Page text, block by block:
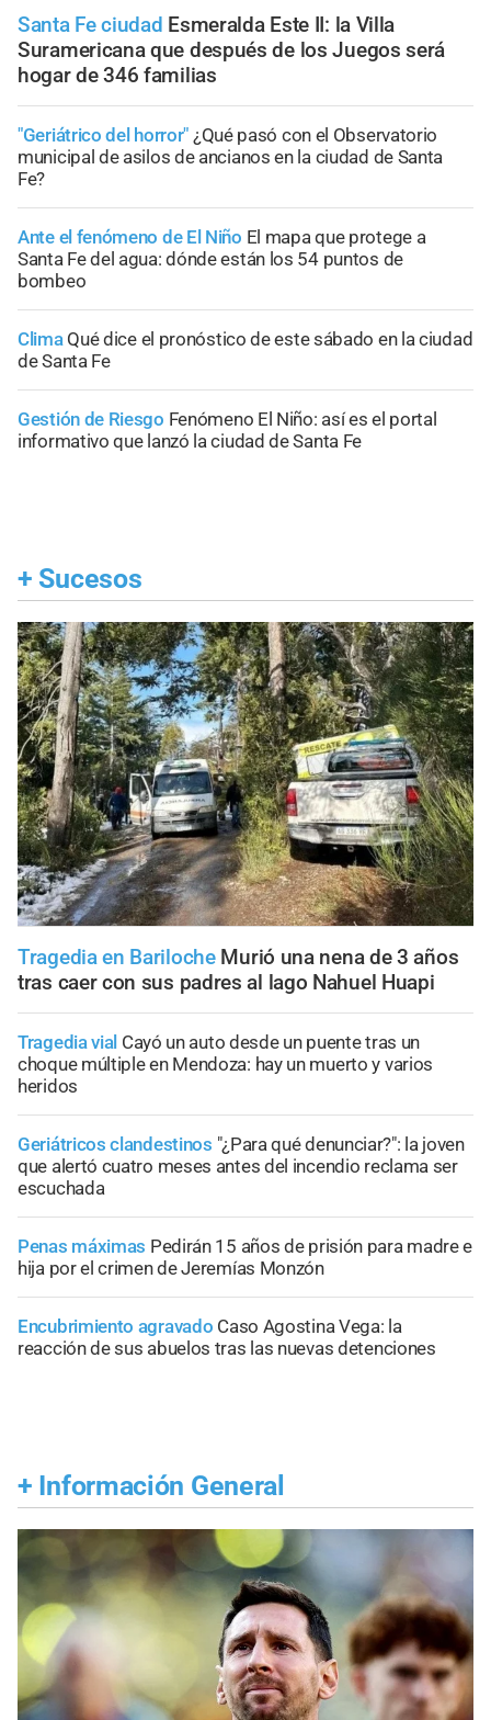
Santa Fe ciudad Esmeralda Este II: la Villa
Suramericana que después de los Juegos será
hogar de 346 familias
"Geriátrico del horror" ¿Qué pasó con el Observatorio
municipal de asilos de ancianos en la ciudad de Santa
Fe?
Ante el fenómeno de El Niño El mapa que protege a
Santa Fe del agua: dónde están los 54 puntos de
bombeo
Clima Qué dice el pronóstico de este sábado en la ciudad
de Santa Fe
Gestión de Riesgo Fenómeno El Niño: así es el portal
informativo que lanzó la ciudad de Santa Fe
+ Sucesos
Tragedia en Bariloche Murió una nena de 3 años
tras caer con sus padres al lago Nahuel Huapi
Tragedia vial Cayó un auto desde un puente tras un
choque múltiple en Mendoza: hay un muerto y varios
heridos
Geriátricos clandestinos "¿Para qué denunciar?": la joven
que alertó cuatro meses antes del incendio reclama ser
escuchada
Penas máximas Pedirán 15 años de prisión para madre e
hija por el crimen de Jeremías Monzón
Encubrimiento agravado Caso Agostina Vega: la
reacción de sus abuelos tras las nuevas detenciones
+ Información General